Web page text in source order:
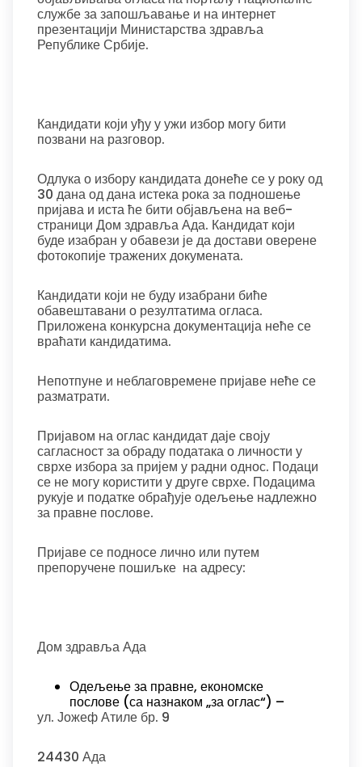
службе за запошљавање и на интернет
презентацији Министарства здравља
Републике Србије.
Кандидати који уђу у ужи избор могу бити
позвани на разговор.
Одлука о избору кандидата донеће се у року од
30 дана од дана истека рока за подношење
пријава и иста ће бити објављена на веб-
страници Дом здравља Ада. Кандидат који
буде изабран у обавези је да достави оверене
фотокопије тражених докумената.
Кандидати који не буду изабрани биће
обавештавани о резултатима огласа.
Приложена конкурсна документација неће се
враћати кандидатима.
Непотпуне и неблаговремене пријаве неће се
разматрати.
Пријавом на оглас кандидат даје своју
сагласност за обраду података о личности у
сврхе избора за пријем у радни однос. Подаци
се не могу користити у друге сврхе. Подацима
рукује и податке обрађује одељење надлежно
за правне послове.
Пријаве се подносе лично или путем
препоручене пошиљке на адресу:
Дом здравља Ада
Одељење за правне, економске
послове (са назнаком „за оглас“) –
ул. Јожеф Атиле бр. 9
24430 Ада